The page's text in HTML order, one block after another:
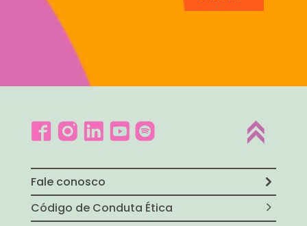
Fale conosco
Código de Conduta Ética